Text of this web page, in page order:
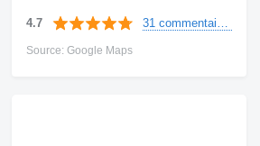
4.7
Source: Google Maps